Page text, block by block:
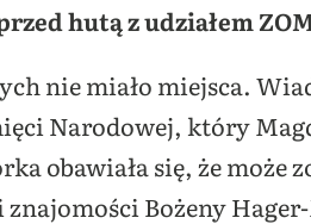
hutą z udziałem
nie miało miejsca.
Narodowej, który
obawiała się, że może
znajomości Bożeny